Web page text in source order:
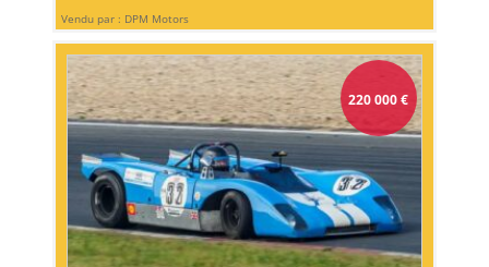
Vendu par : DPM Motors
220 000€